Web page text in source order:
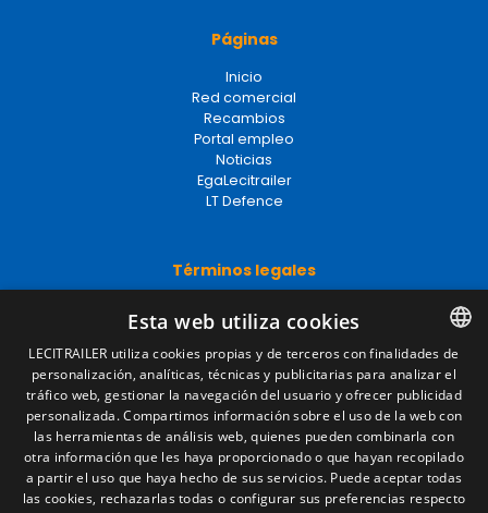
Páginas
Inicio
Red comercial
Recambios
Portal empleo
Noticias
EgaLecitrailer
LT Defence
Términos legales
Política de privacidad
Política de cookies
Condiciones generales de venta
Gestionar cookies
Contacto
Camino de los Huertos, S/N. Apdo 100
SPANISH
ENGLISH
FRENCH
ITALIAN
Esta web utiliza cookies
LECITRAILER utiliza cookies propias y de terceros con finalidades de
personalización, analíticas, técnicas y publicitarias para analizar el
tráfico web, gestionar la navegación del usuario y ofrecer publicidad
personalizada. Compartimos información sobre el uso de la web con
las herramientas de análisis web, quienes pueden combinarla con
otra información que les haya proporcionado o que hayan recopilado
a partir el uso que haya hecho de sus servicios. Puede aceptar todas
las cookies, rechazarlas todas o configurar sus preferencias respecto